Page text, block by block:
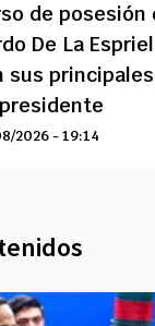
de posesión
De La
sus
2026 - 19:14